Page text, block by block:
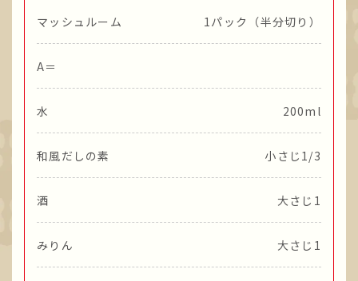
マッシュルーム 1パック（半分切り）
A＝
水 200ml
和風だしの素 小さじ1/3
酒 大さじ1
みりん 大さじ1